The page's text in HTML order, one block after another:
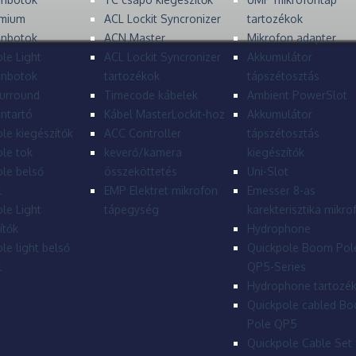
Light
kiegészítők
tok
belső
Light
light belső
ACL Lockit Syncronizer
ACN Master
ACL Lockit Syncronizer
tartozékok
Timecode kábelek
Kábel MasterLockit-hoz
ACC Controller
keverő/kamera
összeköttetés
EMP Elektret mikrofon
tápegység
tartozékok
Mikrofon adapter
Akkumulátor
tápszétosztás
Ambient PowerSlot
Akkumulátor
tápszétosztás
kiegészítők
Uni-Slot
Emesser 8-as
karekterisztika
Hydrophone
Quickpole Boom
QP5-Series
Hydrophone
Quickpole cabled
Pole QP5
Quickpole Cable Set